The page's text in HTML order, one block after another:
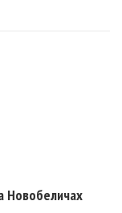
Новобеличах